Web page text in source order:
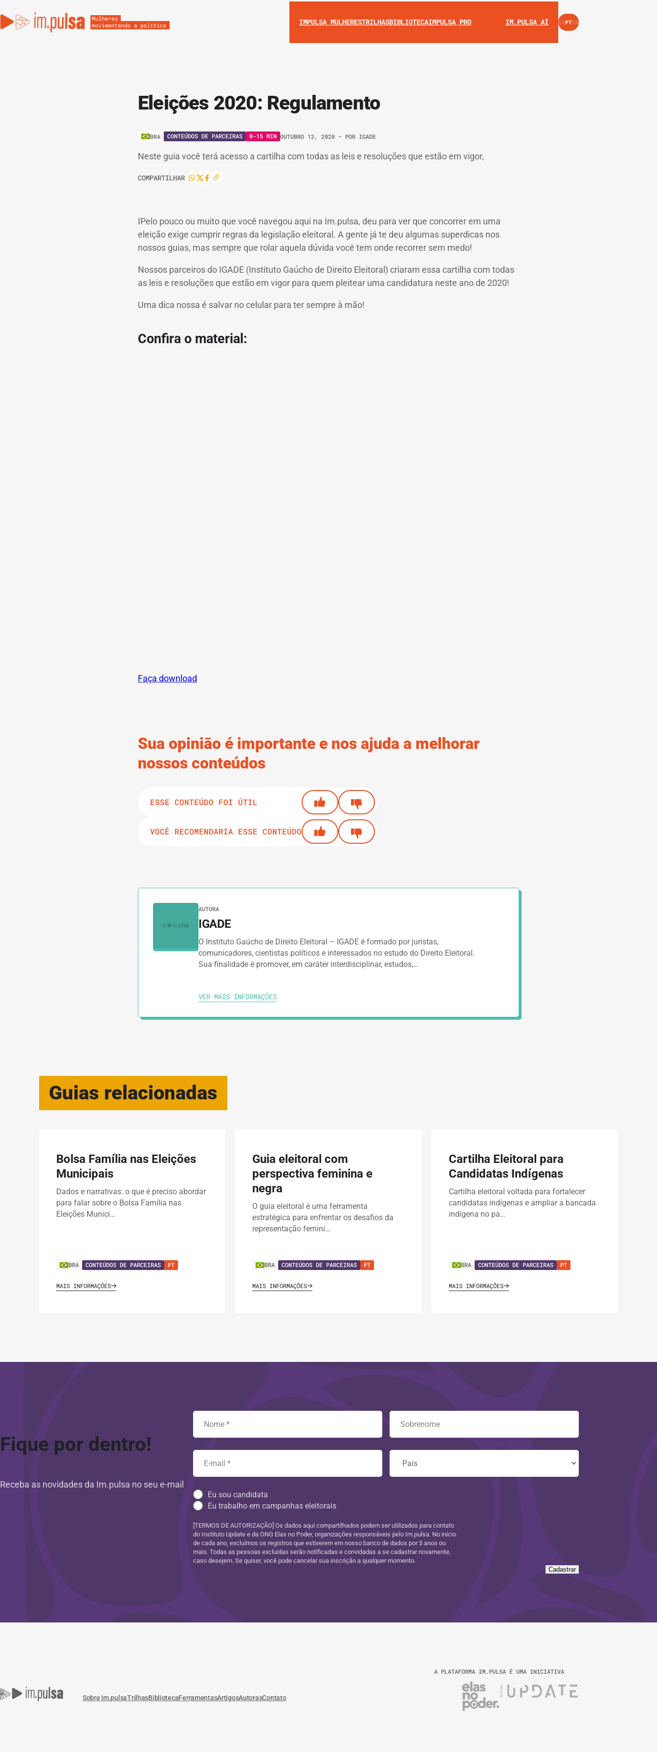
IMPULSA MULHERESTRILHASBIBLIOTECAIMPULSA PRO INSTAGRAM
YOUTUBE
IM.PULSA AÍ ESPTEN
Eleições 2020: Regulamento
BRA CONTEÚDOS DE PARCEIRAS 0-15 MIN OUTUBRO 12, 2020 – POR IGADE
Neste guia você terá acesso a cartilha com todas as leis e resoluções que estão em vigor,
COMPARTILHAR
IPelo pouco ou muito que você navegou aqui na Im.pulsa, deu para ver que concorrer em uma
eleição exige cumprir regras da legislação eleitoral. A gente já te deu algumas superdicas nos
nossos guias, mas sempre que rolar aquela dúvida você tem onde recorrer sem medo!
Nossos parceiros do IGADE (Instituto Gaúcho de Direito Eleitoral) criaram essa cartilha com todas
as leis e resoluções que estão em vigor para quem pleitear uma candidatura neste ano de 2020!
Uma dica nossa é salvar no celular para ter sempre à mão!
Confira o material:
Faça download
Sua opinião é importante e nos ajuda a melhorar
nossos conteúdos
ESSE CONTEÚDO FOI ÚTIL
VOCÊ RECOMENDARIA ESSE CONTEÚDO
AUTORA
IGADE
O Instituto Gaúcho de Direito Eleitoral – IGADE é formado por juristas,
comunicadores, cientistas políticos e interessados no estudo do Direito Eleitoral.
Sua finalidade é promover, em caráter interdisciplinar, estudos,…
VER MAIS INFORMAÇÕES
Guias relacionadas
Bolsa Família nas Eleições
Municipais
Dados e narrativas: o que é preciso abordar
para falar sobre o Bolsa Família nas
Eleições Munici…
BRA CONTEÚDOS DE PARCEIRAS PT
MAIS INFORMAÇÕES
Guia eleitoral com
perspectiva feminina e
negra
O guia eleitoral é uma ferramenta
estratégica para enfrentar os desafios da
representação femini…
BRA CONTEÚDOS DE PARCEIRAS PT
MAIS INFORMAÇÕES
Cartilha Eleitoral para
Candidatas Indígenas
Cartilha eleitoral voltada para fortalecer
candidatas indígenas e ampliar a bancada
indígena no pa…
BRA CONTEÚDOS DE PARCEIRAS PT
MAIS INFORMAÇÕES
Fique por dentro!
Receba as novidades da Im.pulsa no seu e-mail
Eu sou candidata
Eu trabalho em campanhas eleitorais
[TERMOS DE AUTORIZAÇÃO] Os dados aqui compartilhados podem ser utilizados para contato
do Instituto Update e da ONG Elas no Poder, organizações responsáveis pelo Im.pulsa. No início
de cada ano, excluímos os registros que estiverem em nosso banco de dados por 5 anos ou
mais. Todas as pessoas excluídas serão notificadas e convidadas a se cadastrar novamente,
caso desejem. Se quiser, você pode cancelar sua inscrição a qualquer momento.
Cadastrar
Sobre Im.pulsaTrilhasBibliotecaFerramentasArtigosAutorasContato
A PLATAFORMA IM.PULSA É UMA INICIATIVA